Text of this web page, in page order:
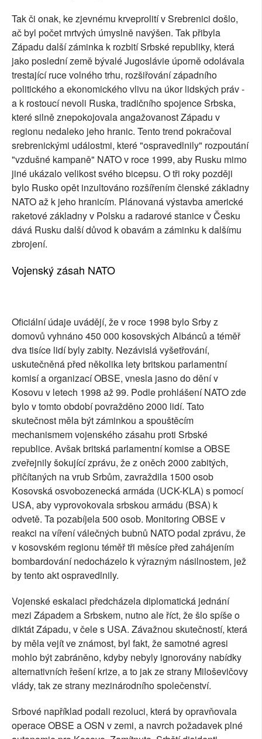
Tak či onak, ke zjevnému krveprolití v Srebrenici došlo,
ač byl počet mrtvých úmyslně navýšen. Tak přibyla
Západu další záminka k rozbití Srbské republiky, která
jako poslední země bývalé Jugoslávie úporně odolávala
trestající ruce volného trhu, rozšiřování západního
politického a ekonomického vlivu na úkor lidských práv -
a k rostoucí nevoli Ruska, tradičního spojence Srbska,
které silně znepokojovala angažovanost Západu v
regionu nedaleko jeho hranic. Tento trend pokračoval
srebrenickými událostmi, které "ospravedlnily" rozpoutání
"vzdušné kampaně" NATO v roce 1999, aby Rusku mimo
jiné ukázalo velikost svého bicepsu. O tři roky později
bylo Rusko opět inzultováno rozšířením členské základny
NATO až k jeho hranicím. Plánovaná výstavba americké
raketové základny v Polsku a radarové stanice v Česku
dává Rusku další důvod k obavám a záminku k dalšímu
zbrojení.
Vojenský zásah NATO
Oficiální údaje uvádějí, že v roce 1998 bylo Srby z
domovů vyhnáno 450 000 kosovských Albánců a téměř
dva tisíce lidí byly zabity. Nezávislá vyšetřování,
uskutečněná před několika lety britskou parlamentní
komisí a organizací OBSE, vnesla jasno do dění v
Kosovu v letech 1998 až 99. Podle prohlášení NATO zde
bylo v tomto období povražděno 2000 lidí. Tato
skutečnost měla být záminkou a spouštěcím
mechanismem vojenského zásahu proti Srbské
republice. Avšak britská parlamentní komise a OBSE
zveřejnily šokující zprávu, že z oněch 2000 zabitých,
přičítaných na vrub Srbům, zavraždila 1500 osob
Kosovská osvobozenecká armáda (UCK-KLA) s pomocí
USA, aby vyprovokovala srbskou armádu (BSA) k
odvetě. Ta pozabíjela 500 osob. Monitoring OBSE v
reakci na víření válečných bubnů NATO podal zprávu, že
v kosovském regionu téměř tři měsíce před zahájením
bombardování nedocházelo k výrazným násilnostem, jež
by tento akt ospravedlnily.
Vojenské eskalaci předcházela diplomatická jednání
mezi Západem a Srbskem, nutno ale říct, že šlo spíše o
diktát Západu, v čele s USA. Závažnou skutečností, která
by měla vejít ve známost, byl fakt, že samotné agresi
mohlo být zabráněno, kdyby nebyly ignorovány nabídky
alternativních řešení krize, a to jak ze strany Miloševičovy
vlády, tak ze strany mezinárodního společenství.
Srbové například podali rezoluci, která by opravňovala
operace OBSE a OSN v zemi, a navrch požadavek plné